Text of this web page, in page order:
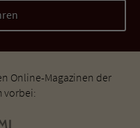
Online-Magazinen der
vorbei: